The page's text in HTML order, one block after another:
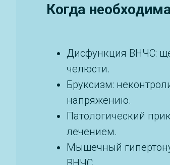
Когда
Дисфункция ВНЧС:
челюсти.
Бруксизм:
напряжению.
Патологический
лечением.
Мышечный